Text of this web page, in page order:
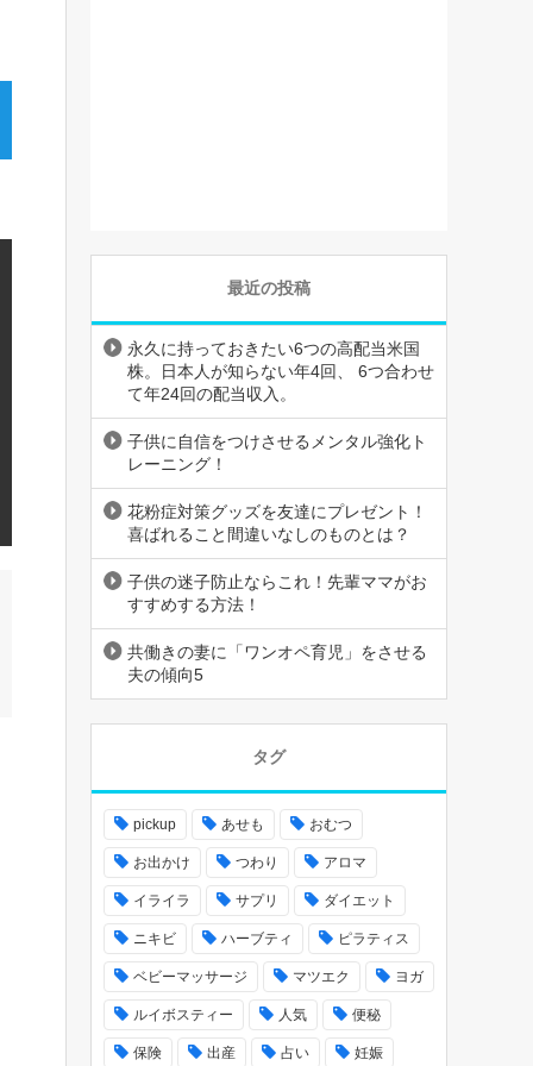
最近の投稿
永久に持っておきたい6つの高配当米国
株。日本人が知らない年4回、 6つ合わせ
て年24回の配当収入。
子供に自信をつけさせるメンタル強化ト
レーニング！
花粉症対策グッズを友達にプレゼント！
喜ばれること間違いなしのものとは？
子供の迷子防止ならこれ！先輩ママがお
すすめする方法！
共働きの妻に「ワンオペ育児」をさせる
夫の傾向5
タグ
pickup あせも おむつ
お出かけ つわり アロマ
イライラ サプリ ダイエット
ニキビ ハーブティ ピラティス
ベビーマッサージ マツエク ヨガ
ルイボスティー 人気 便秘
保険 出産 占い 妊娠